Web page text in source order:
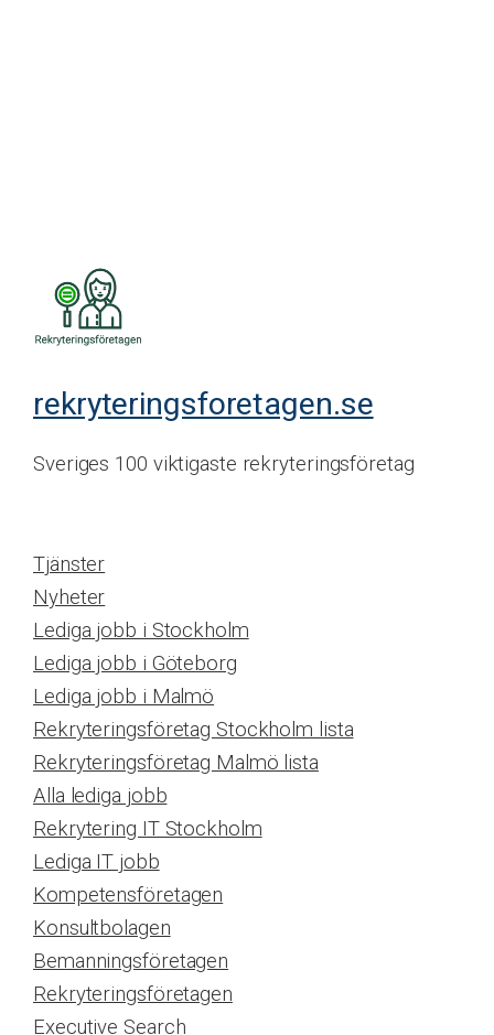
rekryteringsforetagen.se
Sveriges 100 viktigaste rekryteringsföretag
Tjänster
Nyheter
Lediga jobb i Stockholm
Lediga jobb i Göteborg
Lediga jobb i Malmö
Rekryteringsföretag Stockholm lista
Rekryteringsföretag Malmö lista
Alla lediga jobb
Rekrytering IT Stockholm
Lediga IT jobb
Kompetensföretagen
Konsultbolagen
Bemanningsföretagen
Rekryteringsföretagen
Executive Search